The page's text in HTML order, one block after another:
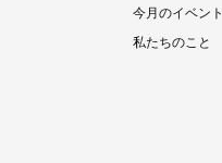
今月のイベント
私たちのこと